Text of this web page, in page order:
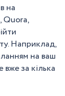
на
Quora,
Наприклад,
на ваш
за кілька